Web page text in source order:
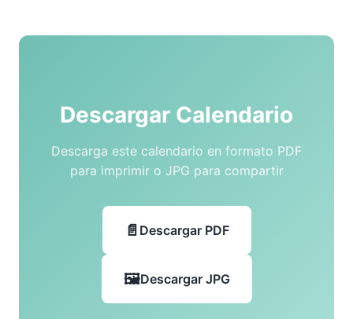
Descargar Calendario
Descarga este calendario en formato PDF
para imprimir o JPG para compartir
Descargar PDF
Descargar JPG